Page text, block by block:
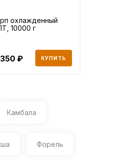
охлажденный
10000 г
КУПИТЬ
Камбала
Форель